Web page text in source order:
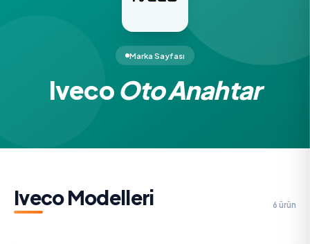
Marka Sayfası
Iveco Oto Anahtar
IvecoModelleri 6 ürün